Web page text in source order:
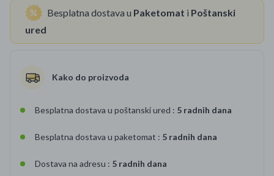
Besplatna dostava u Paketomat i Poštanski
ured
Kako do proizvoda
Besplatna dostava u poštanski ured : 5 radnih dana
Besplatna dostava u paketomat : 5 radnih dana
Dostava na adresu : 5 radnih dana